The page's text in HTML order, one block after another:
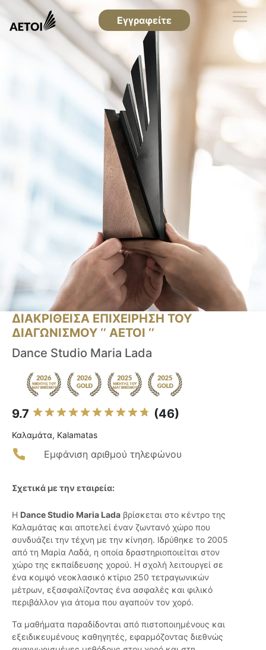
Εγγραφείτε
ΔΙΑΚΡΙΘΕΙΣΑ ΕΠΙΧΕΙΡΗΣΗ ΤΟΥ
ΔΙΑΓΩΝΙΣΜΟΥ ‘’ ΑΕΤΟΙ ‘’
Dance Studio Maria Lada
9.7 (46)
Καλαμάτα, Kalamatas
Εμφάνιση αριθμού τηλεφώνου
Σχετικά με την εταιρεία:
Η Dance Studio Maria Lada βρίσκεται στο κέντρο της
Καλαμάτας και αποτελεί έναν ζωντανό χώρο που
συνδυάζει την τέχνη με την κίνηση. Ιδρύθηκε το 2005
από τη Μαρία Λαδά, η οποία δραστηριοποιείται στον
χώρο της εκπαίδευσης χορού. Η σχολή λειτουργεί σε
ένα κομψό νεοκλασικό κτίριο 250 τετραγωνικών
μέτρων, εξασφαλίζοντας ένα ασφαλές και φιλικό
περιβάλλον για άτομα που αγαπούν τον χορό.
Τα μαθήματα παραδίδονται από πιστοποιημένους και
εξειδικευμένους καθηγητές, εφαρμόζοντας διεθνώς